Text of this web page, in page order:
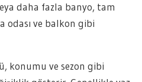
daha fazla banyo, tam
odası ve balkon gibi
konumu ve sezon gibi